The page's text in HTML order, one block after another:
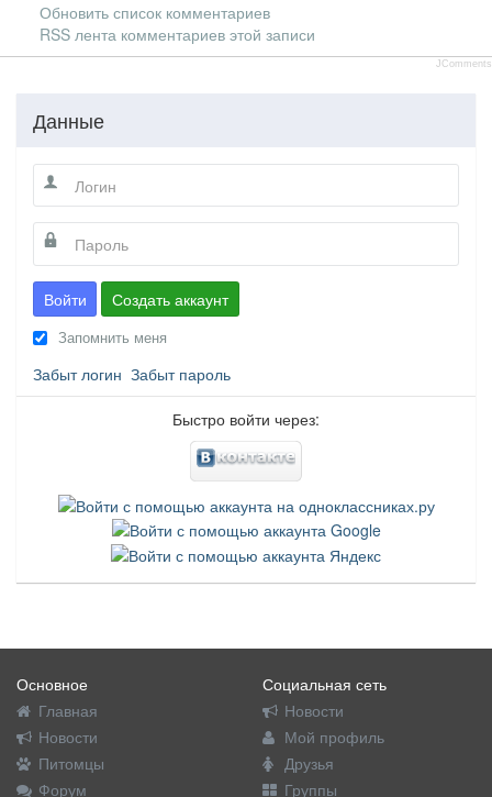
Обновить список комментариев
RSS лента комментариев этой записи
JComments
Данные
Войти Создать аккаунт
Запомнить меня
Забыт логин Забыт пароль
Быстро войти через:
Основное
Главная
Новости
Питомцы
Форум
Социальная сеть
Новости
Мой профиль
Друзья
Группы